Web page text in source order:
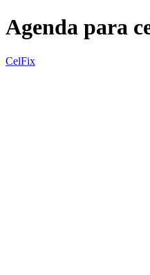
Agenda para
CelFix